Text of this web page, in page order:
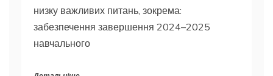
низку важливих питань, зокрема:
забезпечення завершення 2024–2025
навчального